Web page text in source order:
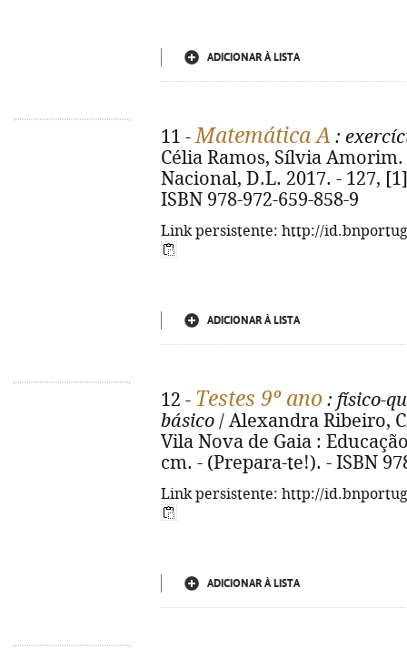
ADICIONAR À LISTA
11 -Matemática A :
Célia Ramos, Sílvia
Nacional, D.L. 2017. - 127,
ISBN 978-972-659-858-9
Link persistente: http://
ADICIONAR À LISTA
12 - Testes 9º ano : físico-
básico / Alexandra Ribeiro,
Vila Nova de Gaia :
cm. - (Prepara-te!). - ISBN
Link persistente: http://
ADICIONAR À LISTA